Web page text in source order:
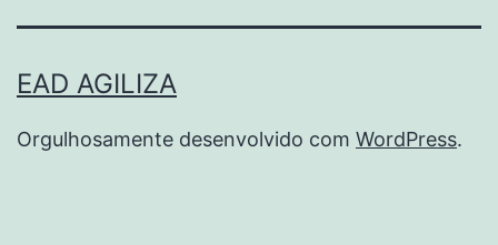
EAD AGILIZA
Orgulhosamente desenvolvido com WordPress.